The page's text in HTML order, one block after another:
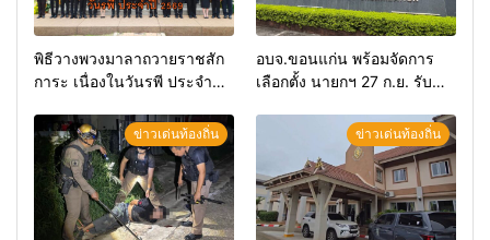
พิธีวางพวงมาลาถวายราชสัก
การะ เนื่องในวันรพี ประจำปี
วันรพี เพื่อเชื่อมความสัมพันธ์
อันดีของหน่วยงานใน
กระบวนการยุติธรรม
อบจ.ขอนแก่น พร้อมจัดการ
เลือกตั้ง นายกฯ 27 ก.ย. รับ
ลงสมัครรับการเลือกตั้งหาก
คุณสมบัติครบ มั่นใจคนใช้
สิทธิ์ทะลุ 70%
ข่าวเด่นท้องถิ่น ข่าวเด่นท้องถิ่น